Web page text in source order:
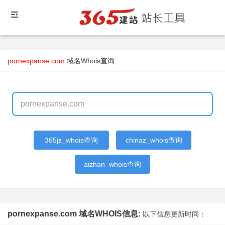
pornexpanse.com 域名Whois查询
365jz_whois查询 chinaz_whois查询
aizhan_whois查询
pornexpanse.com 域名WHOIS信息: 以下信息更新时间：